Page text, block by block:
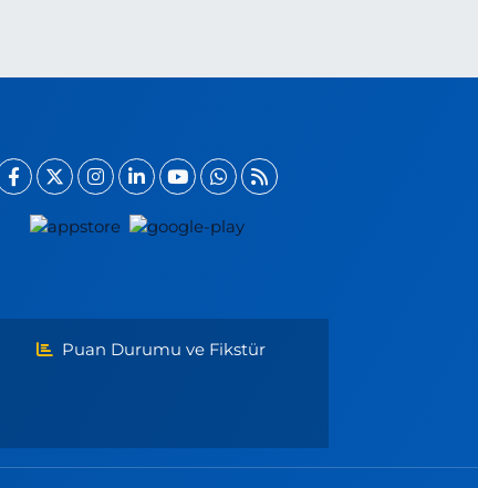
Puan Durumu ve Fikstür